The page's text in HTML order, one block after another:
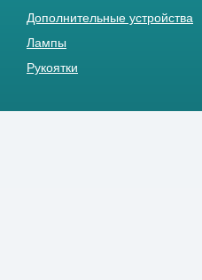
Дополнительные устройства
Лампы
Рукоятки